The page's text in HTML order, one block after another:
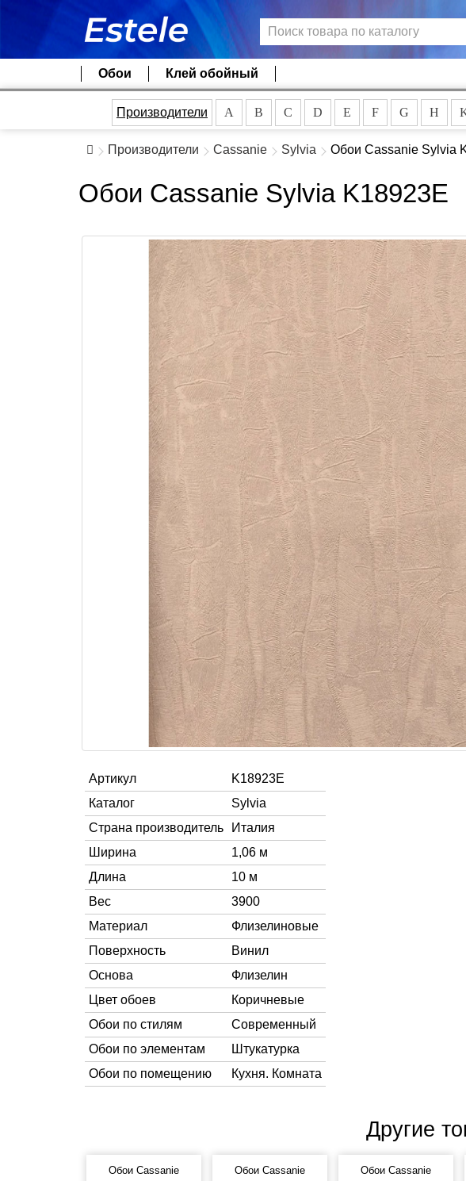
Обои Клей обойный
Производители A B C D E F G H
Производители Cassanie Sylvia Обои Cassanie Sylvia
Обои Cassanie Sylvia K18923E
Артикул
K18923E
Каталог
Sylvia
Страна производитель
Италия
Ширина
1,06 м
Длина
10 м
Вес
3900
Материал
Флизелиновые
Поверхность
Винил
Основа
Флизелин
Цвет обоев
Коричневые
Обои по стилям
Современный
Обои по элементам
Штукатурка
Обои по помещению
Кухня. Комната
Другие
Обои Cassanie
Обои Cassanie
Обои Cassanie